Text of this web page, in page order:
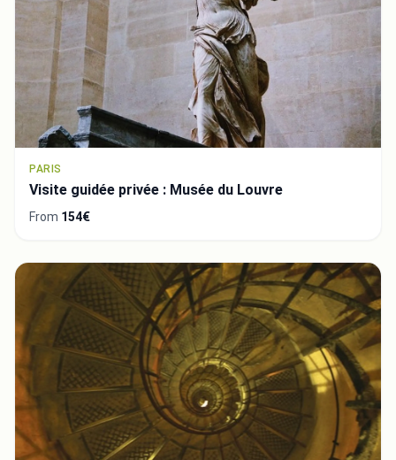
PARIS
Visite guidée privée : Musée du Louvre
From 154€